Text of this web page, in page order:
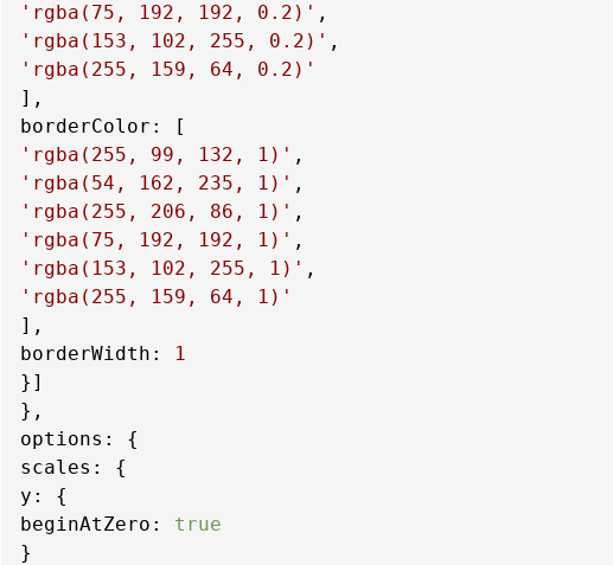
'rgba(75, 192, 192, 0.2)'
'rgba(153, 102, 255, 0.2)'
'rgba(255, 159, 64, 0.2)'
borderColor
'rgba(255, 99, 132, 1)'
'rgba(54, 162, 235, 1)'
'rgba(255, 206, 86, 1)'
'rgba(75, 192, 192, 1)'
'rgba(153, 102, 255, 1)'
'rgba(255, 159, 64, 1)'
borderWidth :
1
}]
options
scales
y
beginAtZero : true
}